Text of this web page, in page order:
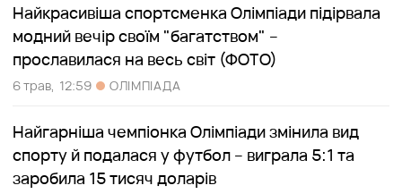
Найкрасивіша спортсменка Олімпіади підірвала
модний вечір своїм "багатством" –
прославилася на весь світ (ФОТО)
6 трав, 12:59 ОЛІМПІАДА
Найгарніша чемпіонка Олімпіади змінила вид
спорту й подалася у футбол – виграла 5:1 та
заробила 15 тисяч доларів